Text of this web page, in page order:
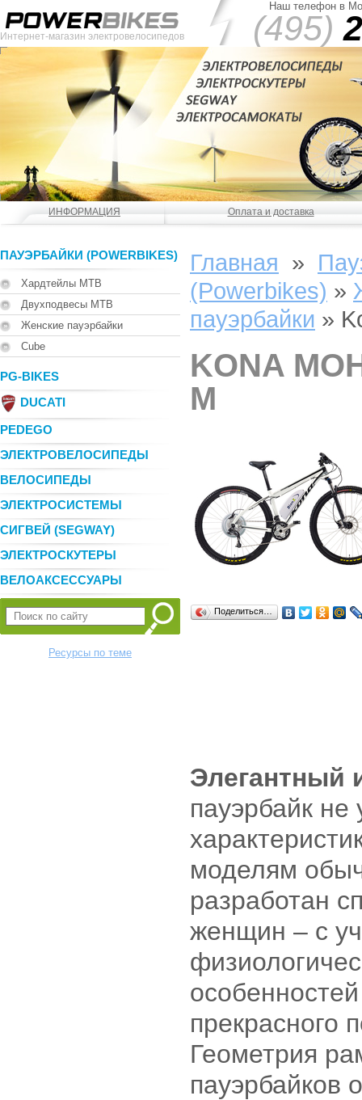
Интернет-магазин электровелосипедов
Наш телефон в
(495)
ИНФОРМАЦИЯ Оплата и доставка
ПАУЭРБАЙКИ (POWERBIKES)
Хардтейлы MTB
Двухподвесы MTB
Женские пауэрбайки
Cube
PG-BIKES
DUCATI
PEDEGO
ЭЛЕКТРОВЕЛОСИПЕДЫ
ВЕЛОСИПЕДЫ
ЭЛЕКТРОСИСТЕМЫ
СИГВЕЙ (SEGWAY)
ЭЛЕКТРОСКУТЕРЫ
ВЕЛОАКСЕССУАРЫ
Ресурсы по теме
Главная »
(Powerbikes) »
пауэрбайки »
KONA
M
Поделиться…
Элегантный
пауэрбайк не
моделям
разработан
женщин – с
прекрасного
Геометрия
пауэрбайков